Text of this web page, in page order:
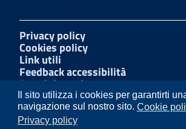
Il sito utilizza i cookies per garantirti
navigazione sul nostro sito. Cookie
Privacy policy
Privacy policy
Cookies policy
Link utili
Feedback accessibilità
Amministrazione trasparente
W3C Css
Mappa del sito
Dichiarazione di accessibilità